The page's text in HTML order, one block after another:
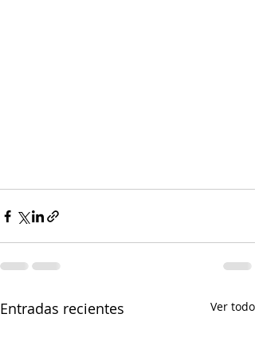
Entradas recientes Ver todo